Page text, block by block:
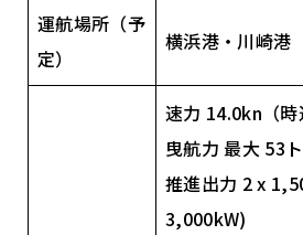
運航場所（予
定）
横浜港・川崎港
速力 14.0kn（時
曳航力 最大 53
推進出力 2 x
3,000kW)